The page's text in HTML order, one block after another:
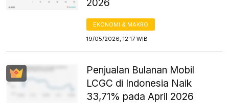
2026
EKONOMI & MAKRO
19/05/2026, 12:17 WIB
Penjualan Bulanan Mobil
LCGC di Indonesia Naik
33,71% pada April 2026